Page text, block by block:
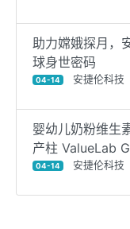
助力嫦娥探月，
球身世密码
04-14 安捷伦科技
婴幼儿奶粉维生
产柱 ValueLab
04-14 安捷伦科技